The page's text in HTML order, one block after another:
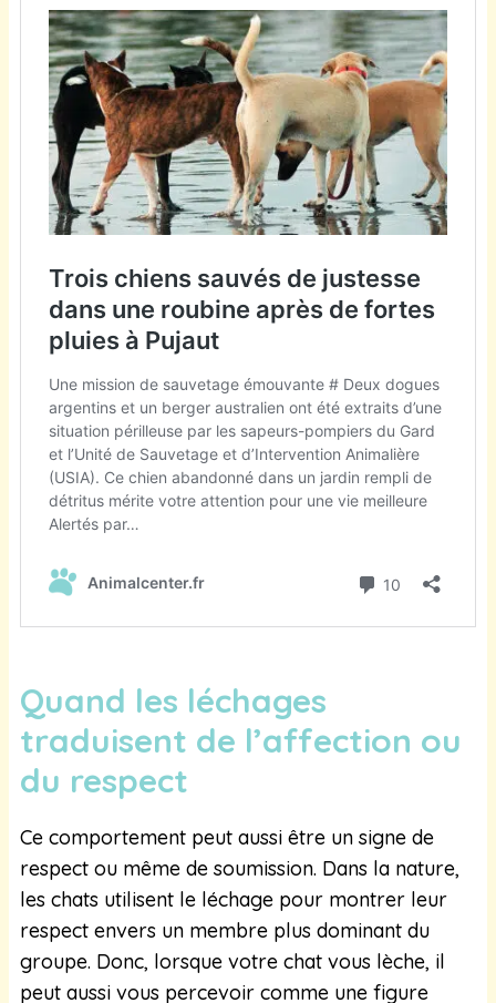
Quand les léchages
traduisent de l’affection ou
du respect
Ce comportement peut aussi être un signe de
respect ou même de soumission. Dans la nature,
les chats utilisent le léchage pour montrer leur
respect envers un membre plus dominant du
groupe. Donc, lorsque votre chat vous lèche, il
peut aussi vous percevoir comme une figure